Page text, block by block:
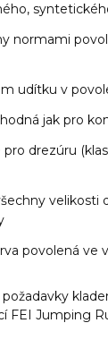
normami
udítku v
jak pro
drezúru
velikosti
povolená ve
FEI Jumping